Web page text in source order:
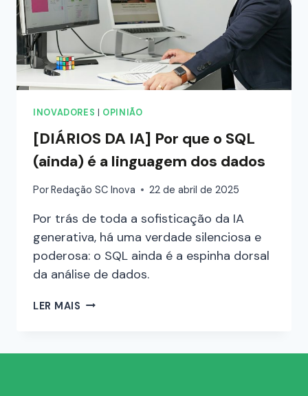
INOVADORES OPINIÃO
[DIÁRIOS DA IA] Por que o SQL
(ainda) é a linguagem dos dados
PorRedação SC Inova 22 de abril de 2025
Por trás de toda a sofisticação da IA
generativa, há uma verdade silenciosa e
poderosa: o SQL ainda é a espinha dorsal
da análise de dados.
LER MAIS